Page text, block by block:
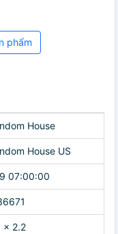
phẩm
House
House US
07:00:00
x 2.2